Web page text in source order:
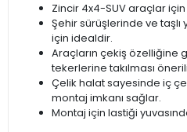
Zincir 4x4-SUV araçlar
Şehir sürüşlerinde ve
için idealdir.
Araçların çekiş özelliğine
tekerlerine takılması
Çelik halat sayesinde iç
montaj imkanı sağlar.
Montaj için lastiği